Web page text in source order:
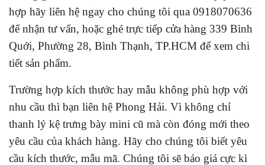
hợp hãy liên hệ ngay cho chúng tôi qua 0918070636
để nhận tư vấn, hoặc ghé trực tiếp cửa hàng 339 Bình
Quới, Phường 28, Bình Thạnh, TP.HCM để xem chi
tiết sản phẩm.
Trường hợp kích thước hay mẫu không phù hợp với
nhu cầu thì bạn liên hệ Phong Hải. Vì không chỉ
thanh lý kệ trưng bày mini cũ mà còn đóng mới theo
yêu cầu của khách hàng. Hãy cho chúng tôi biết yêu
cầu kích thước, mẫu mã. Chúng tôi sẽ báo giá cực kì